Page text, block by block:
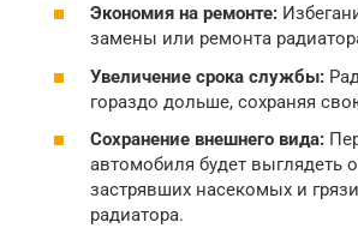
Экономия на ремонте:
замены или ремонта
Увеличение срока службы:
гораздо дольше, сохраняя
Сохранение внешнего вида:
автомобиля будет выглядеть
застрявших насекомых и
радиатора.